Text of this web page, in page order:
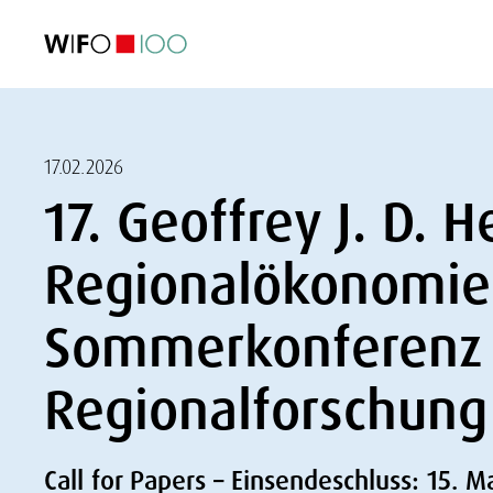
17.02.2026
17. Geoffrey J. D.
Regionalforschung
Call for Papers – Einsendeschluss: 15.